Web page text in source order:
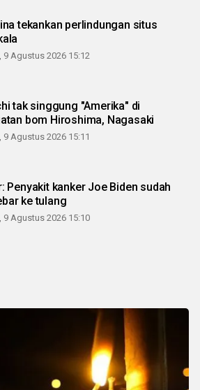
tekankan perlindungan situs
9 Agustus 2026 15:12
tak singgung "Amerika" di
bom Hiroshima, Nagasaki
9 Agustus 2026 15:11
Penyakit kanker Joe Biden sudah
ke tulang
9 Agustus 2026 15:10